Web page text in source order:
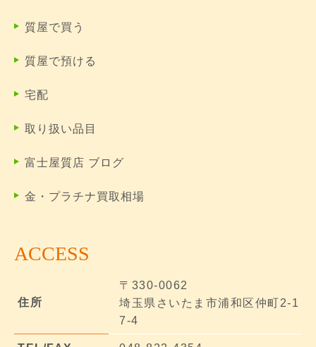
質屋で買う
質屋で預ける
宅配
取り扱い品目
富士屋質店 ブログ
金・プラチナ買取相場
ACCESS
住所
〒330-0062
埼玉県さいたま市浦和区仲町2-1
7-4